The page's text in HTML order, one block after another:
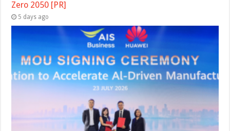
Zero 2050 [PR]
5 days ago